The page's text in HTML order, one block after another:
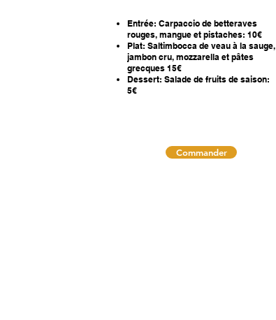
Entrée: Carpaccio de betteraves
rouges, mangue et pistaches: 10€
Plat: Saltimbocca de veau à la sauge,
jambon cru, mozzarella et pâtes
grecques 15€
Dessert: Salade de fruits de saison:
5€
Commander